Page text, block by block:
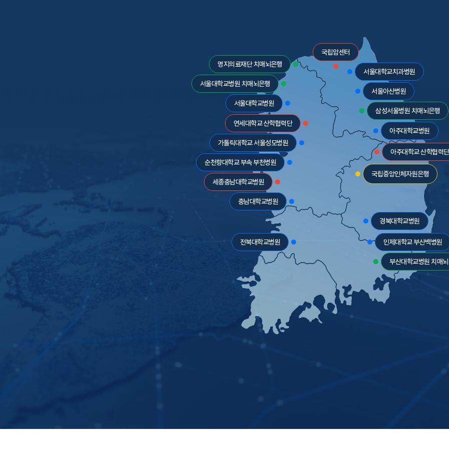
국립암센터
서울대학교치과병원
서울아산병원
삼성서울병원 치매뇌은행
아주대학교병원
아주대학교 산학협력단
국립중앙인체자원은행
경북대학교병원
인제대학교 부산백병원
부산대학교병원 치매
전북대학교병원
충남대학교병원
세종충남대학교병원
순천향대학교 부속 부천병원
가톨릭대학교 서울성모병원
연세대학교 산학협력단
서울대학교병원
서울대학교병원 치매뇌은행
명지의료재단 치매뇌은행